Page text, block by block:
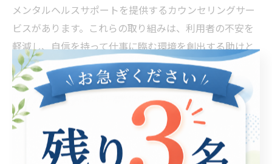
メンタルヘルスサポートを提供するカウンセリングサー
ビスがあります。これらの取り組みは、利用者の不安を
軽減し、自信を持って仕事に臨む環境を創出する助けと
なっています。また、成功事例として、支援を受けた利
用者が新しい職場で能力を活かし、充実した仕事を続け
ている例も多く見られます。このような実績を通じて、
在宅での安心感を生む支援の重要性が改めて浮き彫りと
なります。